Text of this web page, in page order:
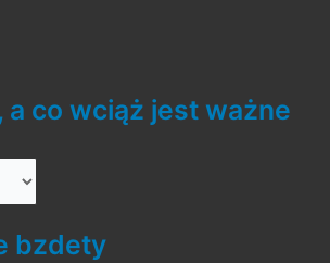
a co wciąż jest ważne
bzdety